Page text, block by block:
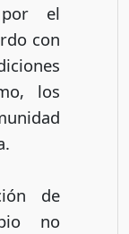
por el
con
los
de
no